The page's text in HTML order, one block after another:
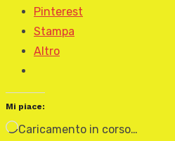
Pinterest
Stampa
Altro
Mi piace:
Caricamento in corso…